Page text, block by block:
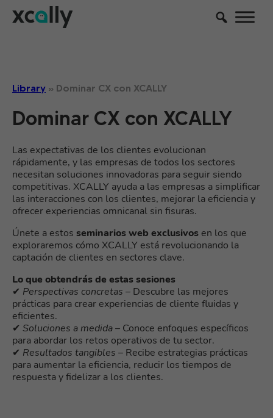
Library » Dominar CX con XCALLY
Dominar CX con XCALLY
Las expectativas de los clientes evolucionan
rápidamente, y las empresas de todos los sectores
necesitan soluciones innovadoras para seguir siendo
competitivas. XCALLY ayuda a las empresas a simplificar
las interacciones con los clientes, mejorar la eficiencia y
ofrecer experiencias omnicanal sin fisuras.
Únete a estos seminarios web exclusivos en los que
exploraremos cómo XCALLY está revolucionando la
captación de clientes en sectores clave.
Lo que obtendrás de estas sesiones
✔ Perspectivas concretas – Descubre las mejores
prácticas para crear experiencias de cliente fluidas y
eficientes.
✔ Soluciones a medida– Conoce enfoques específicos
para abordar los retos operativos de tu sector.
✔ Resultados tangibles – Recibe estrategias prácticas
para aumentar la eficiencia, reducir los tiempos de
respuesta y fidelizar a los clientes.